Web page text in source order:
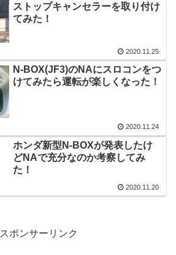
ストップキャンセラーを取り付け
てみた！
2020.11.25
N-BOX(JF3)のNAにスロコンをつ
けてみたら運転が楽しくなった！
2020.11.24
ホンダ新型N-BOXが発表したけ
どNAで充分なのか考察してみ
た！
2020.11.20
スポンサーリンク